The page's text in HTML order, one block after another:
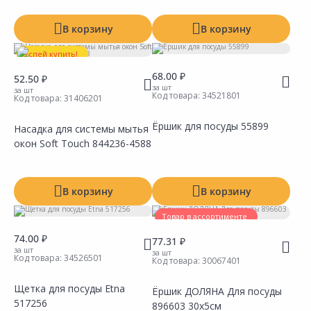
В корзину В корзину
Успей купить!
52.50 ₽
за шт
Код товара: 31406201
Насадка для системы мытья
окон Soft Touch 844236-4588
В корзину
68.00 ₽
за шт
Код товара: 34521801
Ёршик для посуды 55899
В корзину
74.00 ₽
за шт
Код товара: 34526501
Щетка для посуды Etna
517256
Товар в ассортименте
77.31 ₽
за шт
Код товара: 30067401
Ёршик ДОЛЯНА Для посуды
896603 30х5см